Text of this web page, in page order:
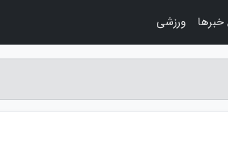
ورزشی